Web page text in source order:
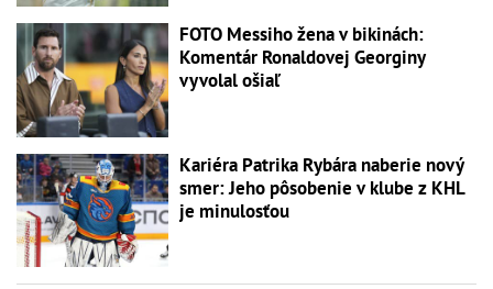
FOTO Messiho žena v bikinách:
Komentár Ronaldovej Georginy
vyvolal ošiaľ
Kariéra Patrika Rybára naberie nový
smer: Jeho pôsobenie v klube z KHL
je minulosťou